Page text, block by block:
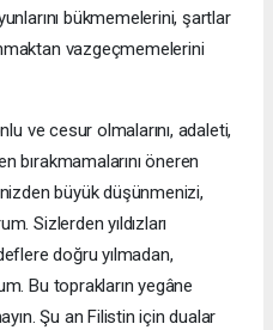
bükmemelerini, şartlar
vazgeçmemelerini
ve cesur olmalarını, adaleti,
bırakmamalarını öneren
büyük düşünmenizi,
Sizlerden yıldızları
doğru yılmadan,
Bu toprakların yegâne
Şu an Filistin için dualar